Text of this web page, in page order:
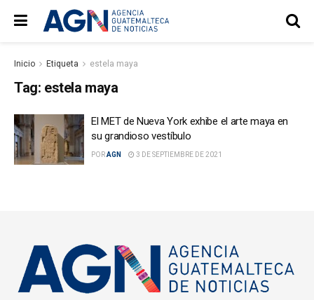
Inicio Etiqueta estela maya
Tag: estela maya
El MET de Nueva York exhibe el arte maya en
su grandioso vestíbulo
PORAGN 3 DE SEPTIEMBRE DE 2021